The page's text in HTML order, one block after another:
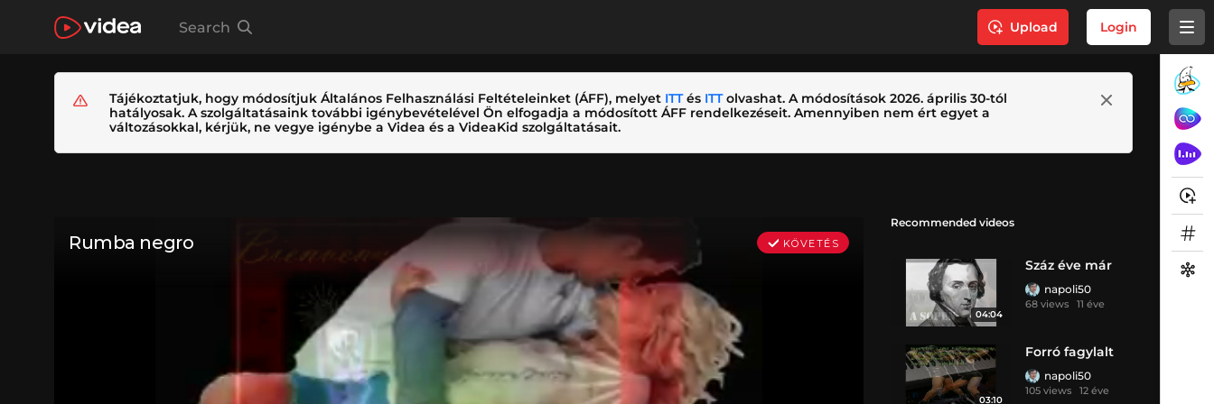
Search Upload Login
Tájékoztatjuk, hogy módosítjuk Általános Felhasználási Feltételeinket (ÁFF), melyet ITTés ITTolvashat. A módosítások 2026. április 30-tól
hatályosak. A szolgáltatásaink további igénybevételével Ön elfogadja a módosított ÁFF rendelkezéseit. Amennyiben nem ért egyet a
változásokkal, kérjük, ne vegye igénybe a Videa és a VideaKid szolgáltatásait.
Recommended videos
04:04
Száz éve már
napoli50
68 views 11 éve
03:10
Forró fagylalt
napoli50
105 views 12 éve